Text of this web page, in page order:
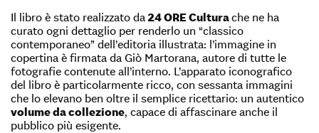
Il libro è stato realizzato da 24 ORE Culturache ne ha
curato ogni dettaglio per renderlo un “classico
contemporaneo” dell’editoria illustrata: l’immagine in
copertina è firmata da Giò Martorana, autore di tutte le
fotografie contenute all’interno. L’apparato iconografico
del libro è particolarmente ricco, con sessanta immagini
che lo elevano ben oltre il semplice ricettario: un autentico
volume da collezione, capace di affascinare anche il
pubblico più esigente.